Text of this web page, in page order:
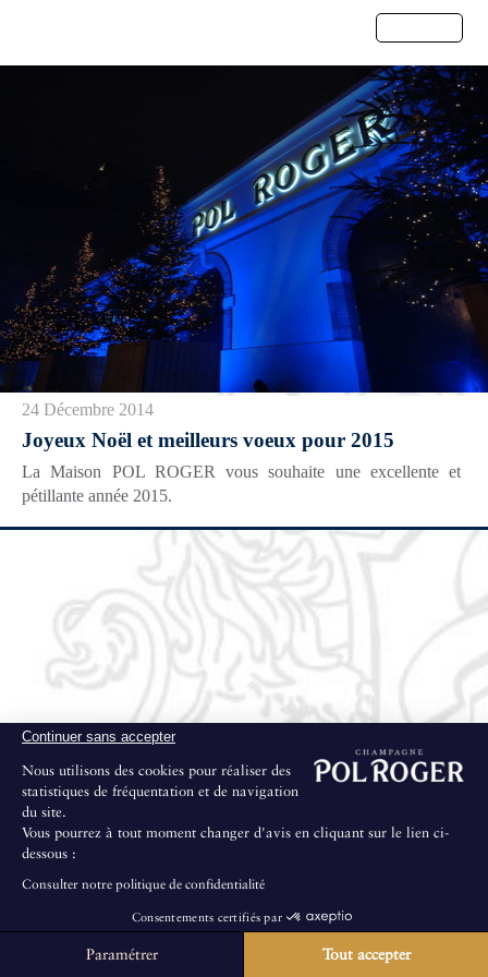
24 Décembre 2014
Joyeux Noël et meilleurs voeux pour 2015
La Maison POL ROGER vous souhaite une excellente et
pétillante année 2015.
La Maison ne propose pas de visites au public.
Continuer sans accepter
Nous utilisons des cookies pour réaliser des
statistiques de fréquentation et de navigation
du site.
Vous pourrez à tout moment changer d'avis en cliquant sur le lien ci-
dessous :
Consulter notre politique de confidentialité
Consentements certifiés par
Paramétrer Tout accepter